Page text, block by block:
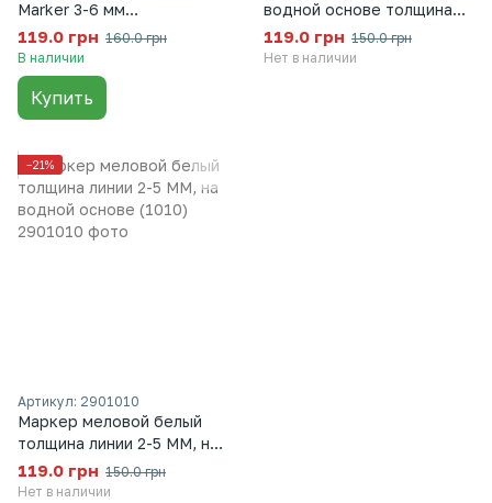
Marker 3-6 мм
двусторонний стираемый
Белый
119.0 грн 160.0 грн
В наличии
Купить
водной основе толщина
линии 2-6мм, Chalk Marker,
Маркер для черных
119.0 грн 150.0 грн
Нет в наличии
−21%
Артикул: 2901010
Маркер меловой белый
толщина линии 2-5 ММ, на
водной основе (1010)
119.0 грн 150.0 грн
Нет в наличии